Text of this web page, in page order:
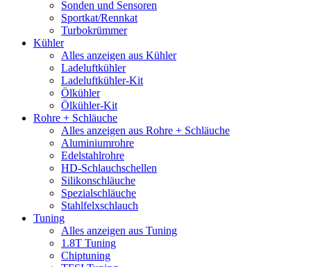
Sonden und Sensoren
Sportkat/Rennkat
Turbokrümmer
Kühler
Alles anzeigen aus Kühler
Ladeluftkühler
Ladeluftkühler-Kit
Ölkühler
Ölkühler-Kit
Rohre + Schläuche
Alles anzeigen aus Rohre + Schläuche
Aluminiumrohre
Edelstahlrohre
HD-Schlauchschellen
Silikonschläuche
Spezialschläuche
Stahlfelxschlauch
Tuning
Alles anzeigen aus Tuning
1.8T Tuning
Chiptuning